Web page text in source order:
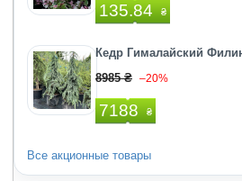
135.84 ₴
Кедр Гималайский
8985 ₴ –20%
7188 ₴
Все акционные товары